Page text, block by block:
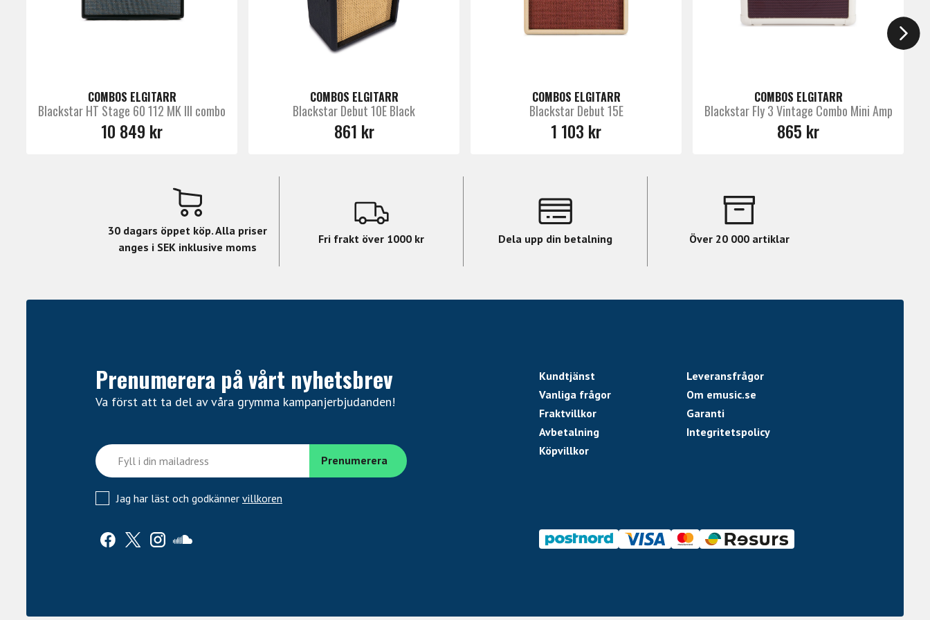
Adjustable Reverb Time by USB connection to free Architect software
Next generation CabRig™ DSP speaker, cabinet, mic and room simulation
Deep editing available by USB connection to Architect software
Effects loop with level switch for +4dBv/-10dBv
Speaker outputs for 2 x 8 ohm and 1 x 16 ohm
Dimensions (mm): 588 x 480 x 260
COMBOS ELGITARR
Blackstar HT Stage 60 112 MK III combo
10 849 kr
COMBOS ELGITARR
Blackstar Debut 10E Black
861 kr
COMBOS ELGITARR
Blackstar Debut 15E
1 103 kr
COMBOS ELGITARR
Blackstar Fly 3 Vintage Combo Mini Amp
865 kr
30 dagars öppet köp. Alla priser
anges i SEK inklusive moms
Fri frakt över 1000 kr Dela upp din betalning Över 20 000 artiklar
Prenumerera på vårt nyhetsbrev
Va först att ta del av våra grymma kampanjerbjudanden!
Jag har läst och godkänner villkoren
Kundtjänst
Leveransfrågor
Vanliga frågor
Om emusic.se
Fraktvillkor
Garanti
Avbetalning
Integritetspolicy
Köpvillkor